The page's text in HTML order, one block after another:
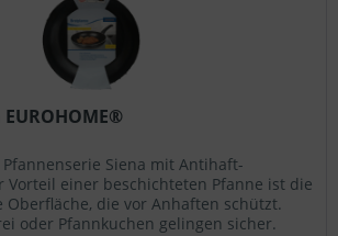
Pfannenserie Siena mit Antihaft-
Vorteil einer beschichteten Pfanne ist die
Oberfläche, die vor Anhaften schützt.
oder Pfannkuchen gelingen sicher.